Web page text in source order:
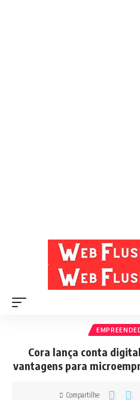
Cora lança conta
vantagens para
Compartilhe